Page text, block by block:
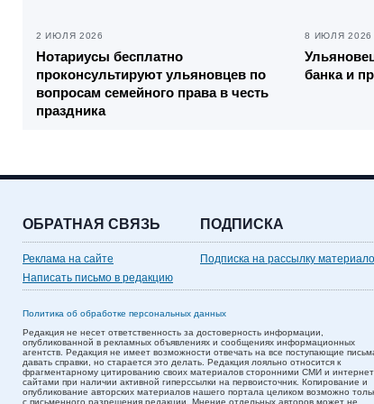
2 ИЮЛЯ 2026
Нотариусы бесплатно
проконсультируют ульяновцев по
вопросам семейного права в честь
праздника
8 ИЮЛЯ 2026
банка и
ОБРАТНАЯ СВЯЗЬ
Реклама на сайте
Написать письмо в редакцию
ПОДПИСКА
Подписка на рассылку
Политика об обработке персональных данных
Редакция не несет ответственность за достоверность информации,
опубликованной в рекламных объявлениях и сообщениях информационных
агентств. Редакция не имеет возможности отвечать на все поступающие
давать справки, но старается это делать. Редакция лояльно относится к
фрагментарному цитированию своих материалов сторонними СМИ и
сайтами при наличии активной гиперссылки на первоисточник. Копирование и
опубликование авторских материалов нашего портала целиком возможно